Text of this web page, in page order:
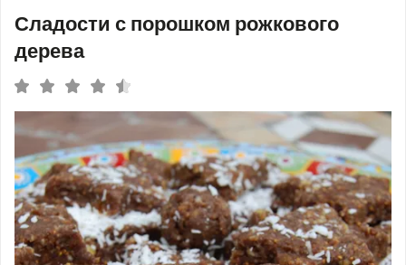
Сладости с порошком рожкового
дерева